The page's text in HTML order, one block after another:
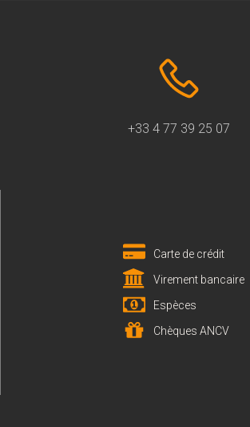
+33 4 77 39 25 07
Carte de crédit
Virement bancaire
Espèces
Chèques ANCV